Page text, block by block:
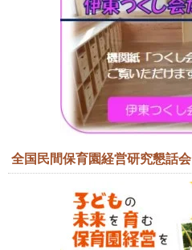
全国民間保育園経営研究懇話会